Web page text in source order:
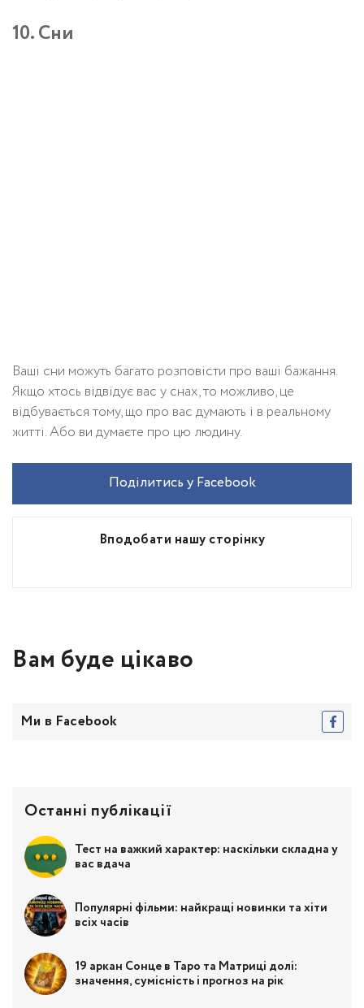
10. Сни
Ваші сни можуть багато розповісти про ваші бажання.
Якщо хтось відвідує вас у снах, то можливо, це
відбувається тому, що про вас думають і в реальному
житті. Або ви думаєте про цю людину.
Вподобати нашу сторінку
Поділитись у Facebook
Вам буде цікаво
Ми в Facebook
Останні публікації
Тест на важкий характер: наскільки складна у
вас вдача
Популярні фільми: найкращі новинки та хіти
всіх часів
19 аркан Сонце в Таро та Матриці долі:
значення, сумісність і прогноз на рік